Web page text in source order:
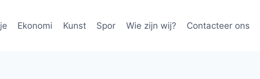
Ekonomi Kunst Spor Wie zijn wij? Contacteer ons